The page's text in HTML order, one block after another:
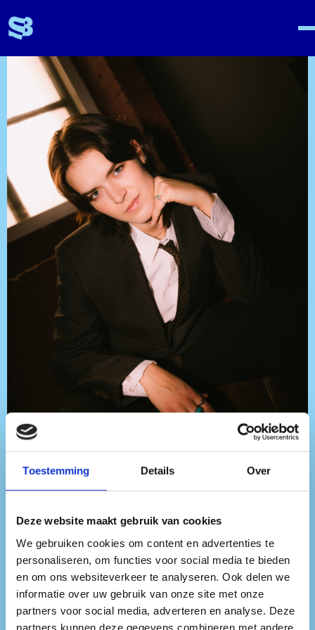
Toestemming Details Over
Deze website maakt gebruik van cookies
We gebruiken cookies om content en advertenties te
personaliseren, om functies voor social media te bieden
en om ons websiteverkeer te analyseren. Ook delen we
informatie over uw gebruik van onze site met onze
partners voor social media, adverteren en analyse. Deze
partners kunnen deze gegevens combineren met andere
SHE/HER
SHE/HER, is een jonge techno-dj
uit ’s-Hertogenbosch, Nederland.